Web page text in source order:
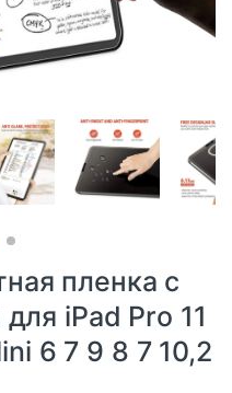
пленка с
iPad Pro 11
6 7 9 8 7 10,2